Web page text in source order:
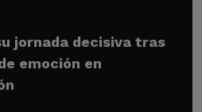
jornada decisiva tras
emoción en